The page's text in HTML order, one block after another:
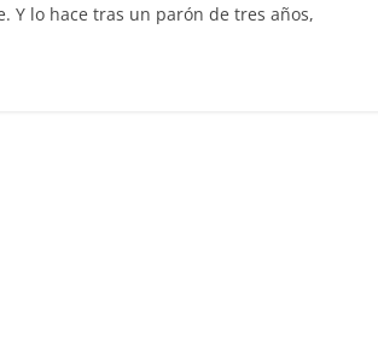
Y lo hace tras un parón de tres años,